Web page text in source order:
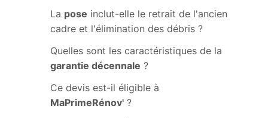
La pose inclut-elle le retrait de l'ancien
cadre et l'élimination des débris ?
Quelles sont les caractéristiques de la
garantie décennale ?
Ce devis est-il éligible à
MaPrimeRénov' ?